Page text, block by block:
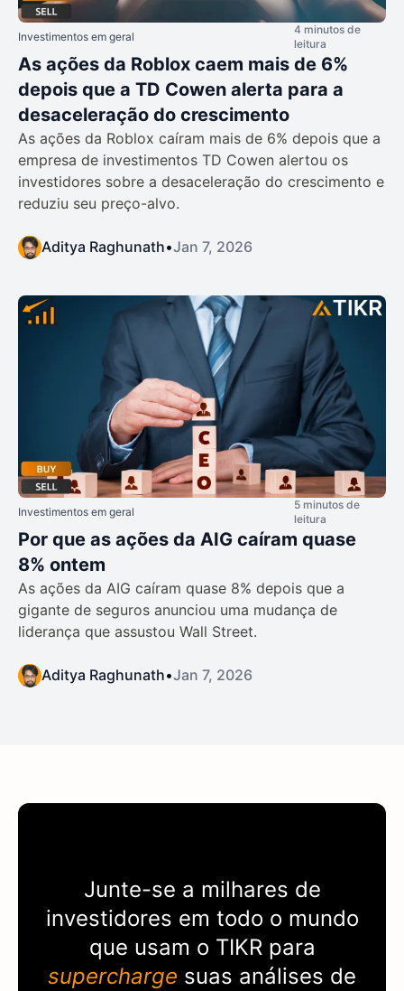
Investimentos em geral
4 minutos de
leitura
As ações da Roblox caem mais de 6%
depois que a TD Cowen alerta para a
desaceleração do crescimento
As ações da Roblox caíram mais de 6% depois que a
empresa de investimentos TD Cowen alertou os
investidores sobre a desaceleração do crescimento e
reduziu seu preço-alvo.
Aditya Raghunath•Jan 7, 2026
Investimentos em geral
5 minutos de
leitura
Por que as ações da AIG caíram quase
8% ontem
As ações da AIG caíram quase 8% depois que a
gigante de seguros anunciou uma mudança de
liderança que assustou Wall Street.
Aditya Raghunath•Jan 7, 2026
Junte-se a milhares de
investidores em todo o mundo
que usam o TIKRpara
supercharge suas análises de